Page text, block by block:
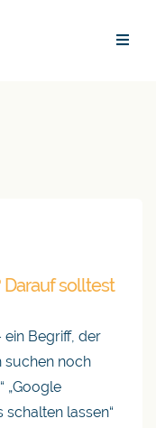
solltest
ein Begriff, der
suchen noch
„Google
lassen“